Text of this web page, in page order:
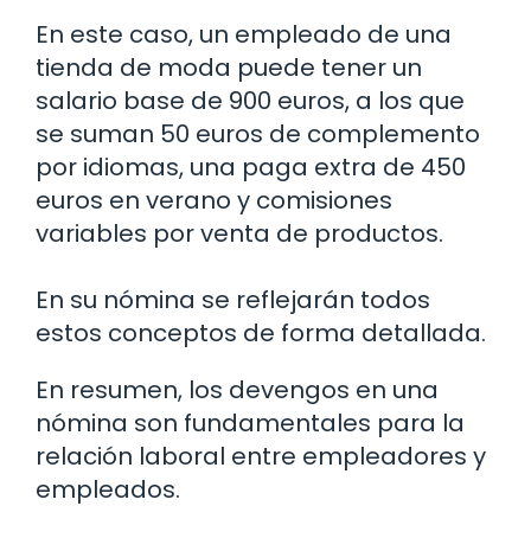
En este caso, un empleado de una
tienda de moda puede tener un
salario base de 900 euros, a los que
se suman 50 euros de complemento
por idiomas, una paga extra de 450
euros en verano y comisiones
variables por venta de productos.
En su nómina se reflejarán todos
estos conceptos de forma detallada.
En resumen, los devengos en una
nómina son fundamentales para la
relación laboral entre empleadores y
empleados.